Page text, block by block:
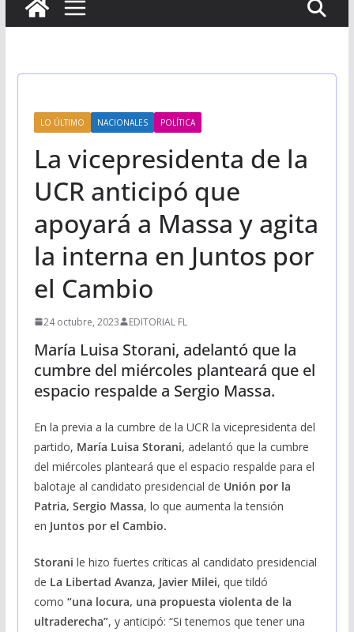
LO ÚLTIMO NACIONALES POLÍTICA
La vicepresidenta de la
UCR anticipó que
apoyará a Massa y agita
la interna en Juntos por
el Cambio
24 octubre, 2023 EDITORIAL FL
María Luisa Storani, adelantó que la
cumbre del miércoles planteará que el
espacio respalde a Sergio Massa.
En la previa a la cumbre de la UCR la vicepresidenta del
partido, María Luisa Storani, adelantó que la cumbre
del miércoles planteará que el espacio respalde para el
balotaje al candidato presidencial de Unión por la
Patria, Sergio Massa, lo que aumenta la tensión
en Juntos por el Cambio.
Storani le hizo fuertes críticas al candidato presidencial
de La Libertad Avanza, Javier Milei, que tildó
como “una locura, una propuesta violenta de la
ultraderecha”, y anticipó: “Si tenemos que tener una